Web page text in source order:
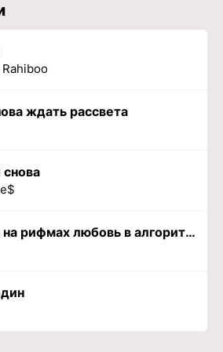
ждать рассвета
Снова я на рифмах любовь в алгоритмах